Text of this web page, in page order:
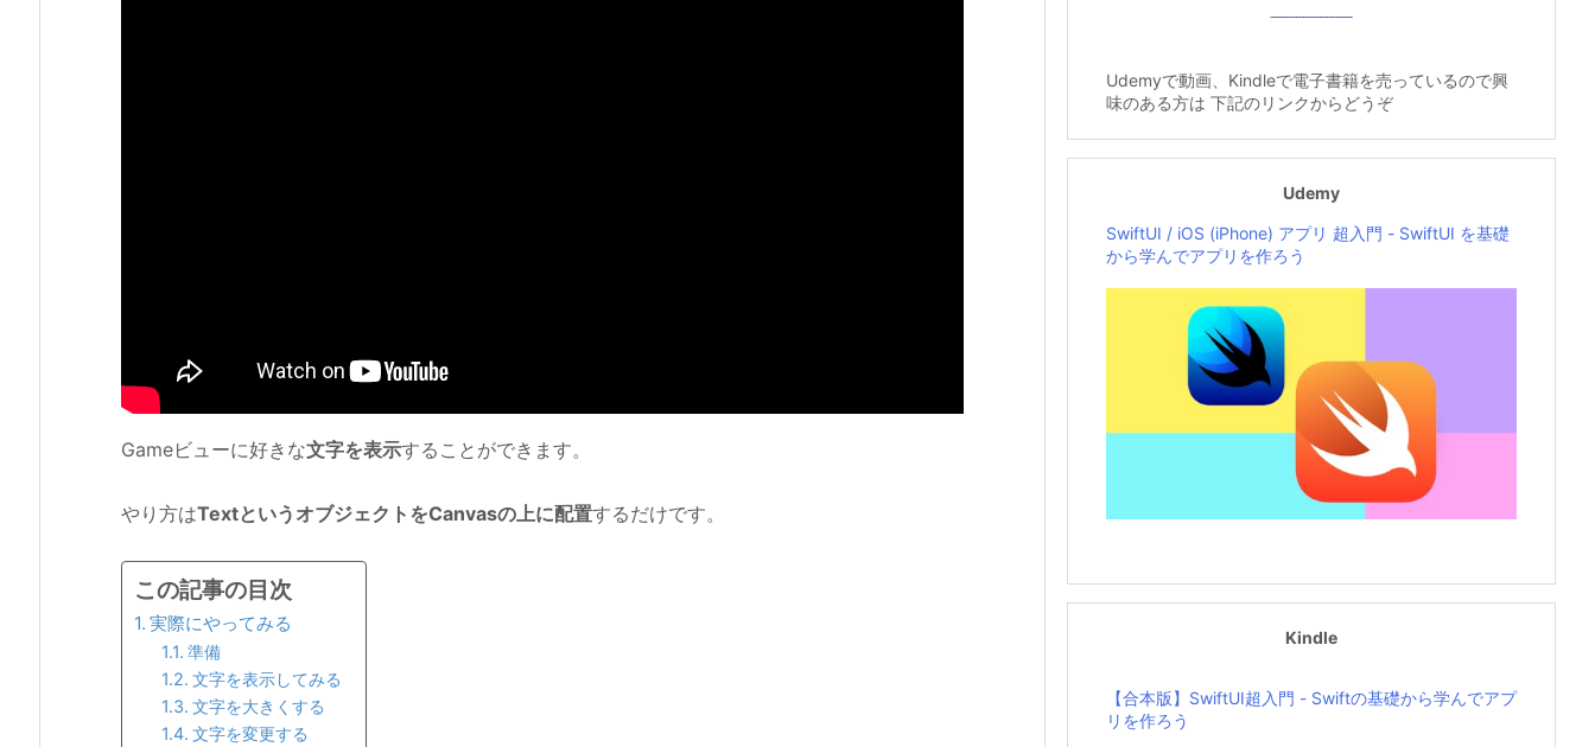
Gameビューに好きな文字を表示することができます。
やり方はTextというオブジェクトをCanvasの上に配置するだけです。
この記事の目次
実際にやってみる
準備
文字を表示してみる
文字を大きくする
文字を変更する
Udemyで動画、Kindleで電子書籍を売っているので興
味のある方は 下記のリンクからどうぞ
Udemy
SwiftUI / iOS (iPhone) アプリ 超入門 - SwiftUI を基礎
から学んでアプリを作ろう
Kindle
【合本版】SwiftUI超入門 - Swiftの基礎から学んでアプ
リを作ろう